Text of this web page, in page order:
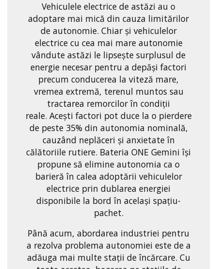
Vehiculele electrice de astăzi au o
adoptare mai mică din cauza limitărilor
de autonomie. Chiar și vehiculelor
electrice cu cea mai mare autonomie
vândute astăzi le lipsește surplusul de
energie necesar pentru a depăși factori
precum conducerea la viteză mare,
vremea extremă, terenul muntos sau
tractarea remorcilor în condiții
reale. Acești factori pot duce la o pierdere
de peste 35% din autonomia nominală,
cauzând neplăceri și anxietate în
călătoriile rutiere. Bateria ONE Gemini își
propune să elimine autonomia ca o
barieră în calea adoptării vehiculelor
electrice prin dublarea energiei
disponibile la bord în același spațiu-
pachet.
Până acum, abordarea industriei pentru
a rezolva problema autonomiei este de a
adăuga mai multe stații de încărcare. Cu